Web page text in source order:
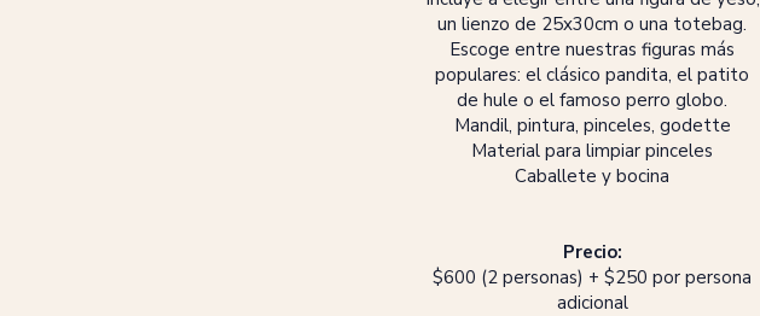
un lienzo de 25x30cm o una totebag.
Escoge entre nuestras figuras más
populares: el clásico pandita, el patito
de hule o el famoso perro globo.
Mandil, pintura, pinceles, godette
Material para limpiar pinceles
Caballete y bocina
Precio:
$600 (2 personas) + $250 por persona
adicional